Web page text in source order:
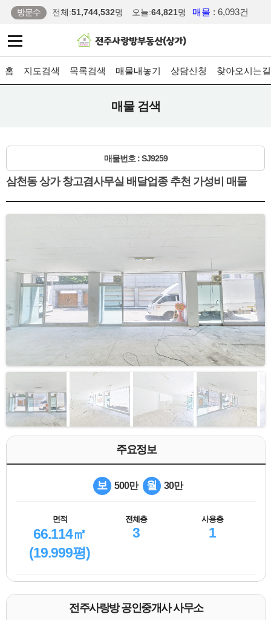
방문수 전체:51,744,532명 오늘:64,821명 매물 : 6,093건
홈 지도검색 목록검색 매물내놓기 상담신청 찾아오시는길
매물 검색
매물번호 : SJ9259
삼천동 상가 창고겸사무실 배달업종 추천 가성비 매물
주요정보
보 500만 월 30만
면적
66.114㎡
(19.999평)
전체층
3
사용층
1
전주사랑방 공인중개사 사무소